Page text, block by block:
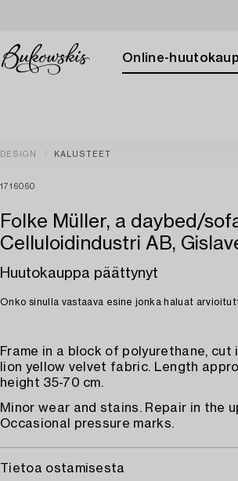
Online-
DESIGN KALUSTEET
1716060
Folke Müller, a daybed/
Celluloidindustri AB,
Huutokauppa päättynyt
Onko sinulla vastaava esine jonka haluat
Frame in a block of polyurethane,
lion yellow velvet fabric. Length
height 35-70 cm.
Minor wear and stains. Repair in the
Occasional pressure marks.
Tietoa ostamisesta